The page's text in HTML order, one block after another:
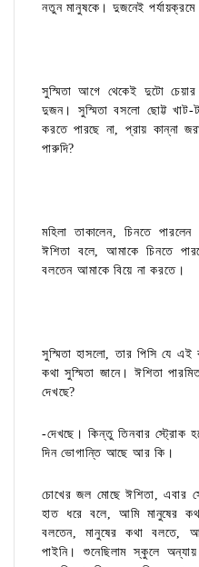
নতুন মানুষকে। দুজনেই
সুস্মিতা আগে থেকেই দুটো
দুজন। সুস্মিতা বসলো ছোট্ট খাট-
করতে পারছে না, প্রায় কান্না
পারুদি?
মহিলা তাকালেন, চিনতে
ঈশিতা বলে, আমাকে চিনতে
বলতেন আমাকে বিয়ে না করতে।
সুস্মিতা হাসলো, তার পিসি যে
কথা সুস্মিতা জানে। ঈশিতা
দেখছে?
-দেখছে। কিন্তু তিনবার স্ট্রোক
দিন ভোগান্তি আছে আর কি।
চোখের জল মোছে ঈশিতা, এবার
হাত ধরে বলে, আমি মানুষের
বলতেন, মানুষের কথা বলতে,
পাইনি। শুনেছিলাম স্কুলে